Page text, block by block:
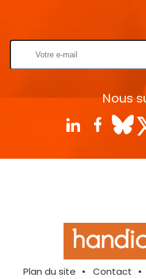
Nous
Plan du site Contact